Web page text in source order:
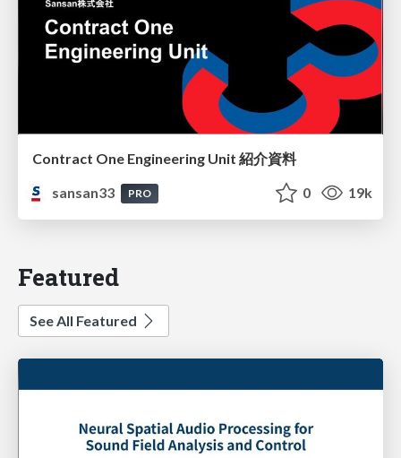
Contract One Engineering Unit 紹介資料
sansan33
PRO 0 19k
Featured
See All Featured